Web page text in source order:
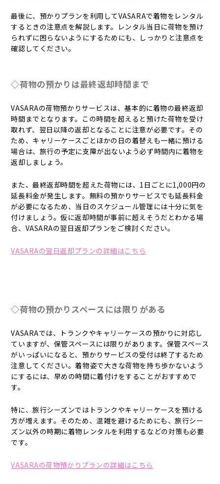
最後に、預かりプランを利用してVASARAで着物をレンタル
するときの注意点を解説します。レンタル当日に荷物を預け
られずに困らないようにするためにも、しっかりと注意点を
確認してください。
◇荷物の預かりは最終返却時間まで
VASARAの荷物預かりサービスは、基本的に着物の最終返却
時間までとなります。この時間を超えると預けた荷物を受け
取れず、翌日以降の返却となることに注意が必要です。その
ため、キャリーケースごとほかの日の着替えも一緒に預ける
場合は、旅行の予定に支障が出ないよう必ず時間内に着物を
返却しましょう。
また、最終返却時間を超えた荷物には、1日ごとに1,000円の
延長料金が発生します。無料の預かりサービスでも延長料金
が必要になるため、当日のスケジュール管理には十分に気を
付けましょう。仮に返却時間が事前に超えそうだとわかる場
合、VASARAの翌日返却プランをご検討ください。
VASARAの翌日返却プランの詳細はこちら
◇荷物の預かりスペースには限りがある
VASARAでは、トランクやキャリーケースの預かりに対応し
ていますが、保管スペースには限りがあります。保管スペース
がいっぱいになると、預かりサービスの受付は終了するため
注意してください。着物姿で大きな荷物を持ち歩かないよう
にするには、早めの時間に着付けをすることがおすすめで
す。
特に、旅行シーズンではトランクやキャリーケースを預ける
方が増えます。そのため、混雑を避けるためにも、旅行シー
ズン以外の時期に着物レンタルを利用するなどの対策も必要
です。
VASARAの荷物預かりプランの詳細はこちら